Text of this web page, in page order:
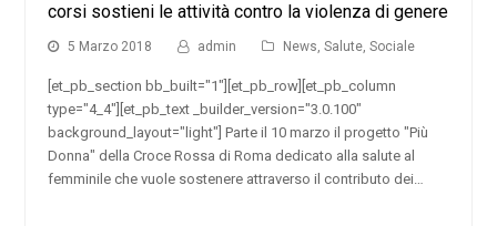
corsi sostieni le attività contro la violenza di genere
5 Marzo 2018 admin News, Salute, Sociale
[et_pb_section bb_built="1"][et_pb_row][et_pb_column
type="4_4"][et_pb_text _builder_version="3.0.100"
background_layout="light"] Parte il 10 marzo il progetto "Più
Donna" della Croce Rossa di Roma dedicato alla salute al
femminile che vuole sostenere attraverso il contributo dei…